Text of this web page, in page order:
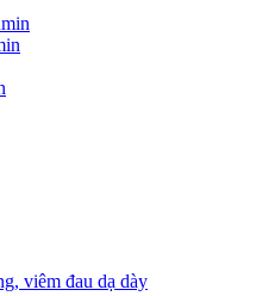
viêm đau dạ dày